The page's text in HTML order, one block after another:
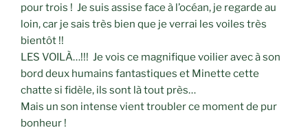
pour trois ! Je suis assise face à l’océan, je regarde au
loin, car je sais très bien que je verrai les voiles très
bientôt !!
LES VOILÀ…!!! Je vois ce magnifique voilier avec à son
bord deux humains fantastiques et Minette cette
chatte si fidèle, ils sont là tout près…
Mais un son intense vient troubler ce moment de pur
bonheur !